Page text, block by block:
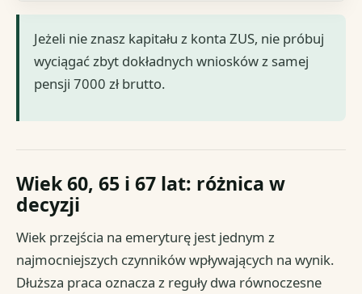
Jeżeli nie znasz kapitału z konta ZUS, nie próbuj
wyciągać zbyt dokładnych wniosków z samej
pensji 7000 zł brutto.
Wiek 60, 65 i 67 lat: różnica w
decyzji
Wiek przejścia na emeryturę jest jednym z
najmocniejszych czynników wpływających na wynik.
Dłuższa praca oznacza z reguły dwa równoczesne